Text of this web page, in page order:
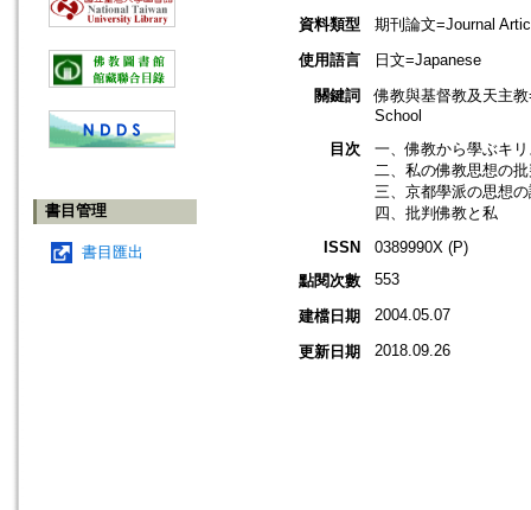
書目管理
書目匯出
資料類型
期刊論文=Journal
使用語言
日文=Japanese
關鍵詞
佛教與基督教及天主
School
目次
一、佛教から學ぶキ
二、私の佛教思想の
三、京都學派の思想
四、批判佛教と私
ISSN
0389990X (P)
點閱次數
553
建檔日期 2004.05.07
更新日期 2018.09.26